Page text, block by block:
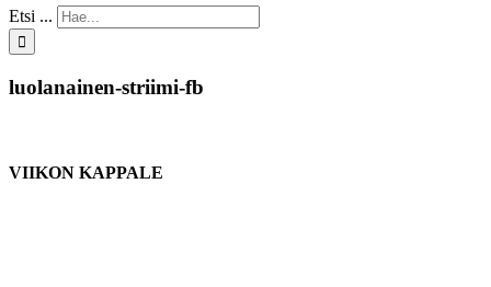
Etsi ...
luolanainen-striimi-fb
VIIKON KAPPALE